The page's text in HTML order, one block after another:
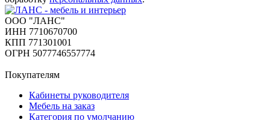
ООО "ЛАНС"
ИНН 7710670700
КПП 771301001
ОГРН 5077746557774
Покупателям
Кабинеты руководителя
Мебель на заказ
Категория по умолчанию